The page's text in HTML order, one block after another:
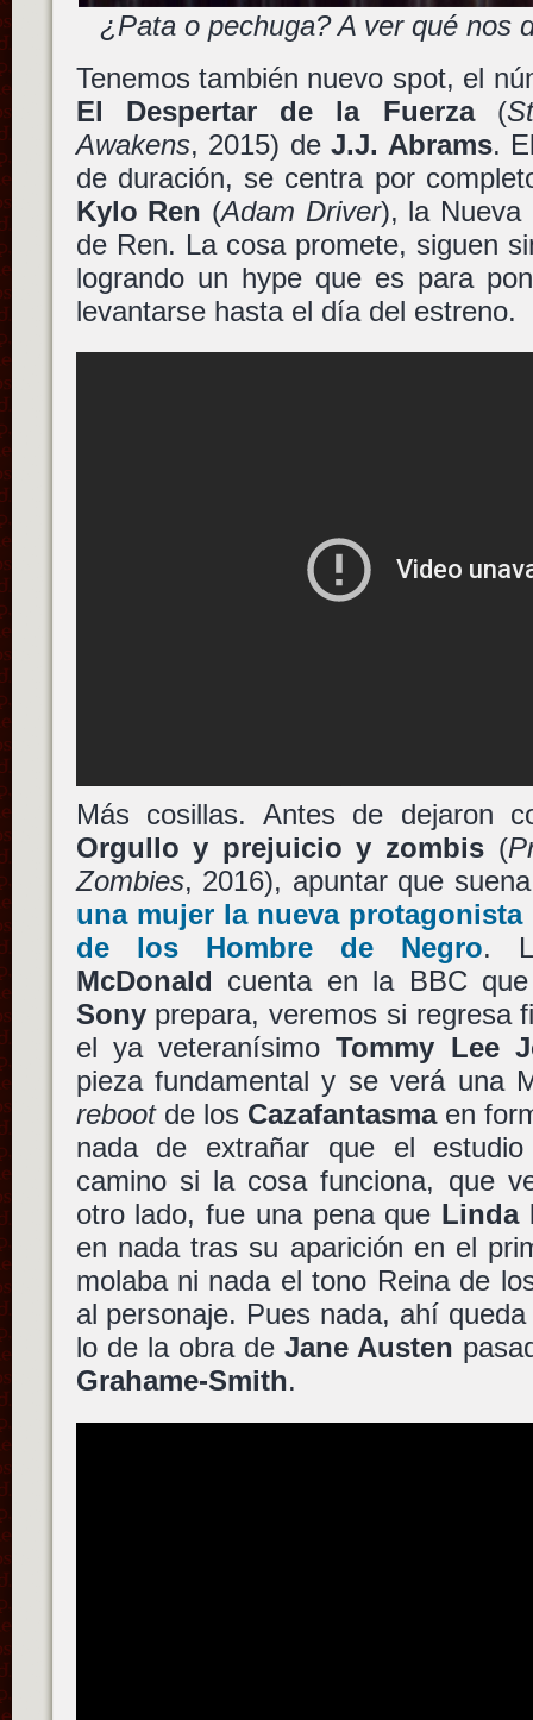
¿Pata o pechuga? A ver qué nos
Tenemos también nuevo spot, el
El Despertar de la Fuerza(
Awakens, 2015) deJ.J. Abrams.
de duración, se centra por
Kylo Ren (Adam Driver), la Nueva
de Ren. La cosa promete, siguen
logrando un hype que es para
levantarse hasta el día del estreno.
Más cosillas. Antes de dejaron
Orgullo y prejuicio y zombis (
Zombies, 2016), apuntar que
una mujer la nueva
de los Hombre de Negro.
McDonald cuenta en la BBC
Sonyprepara, veremos si regresa
el ya veteranísimoTommy Lee
pieza fundamental y se verá una
rebootde los Cazafantasmaen
nada de extrañar que el
camino si la cosa funciona, que
otro lado, fue una pena que Linda
en nada tras su aparición en el
molaba ni nada el tono Reina de
al personaje. Pues nada, ahí
lo de la obra de Jane Austen
Grahame-Smith.